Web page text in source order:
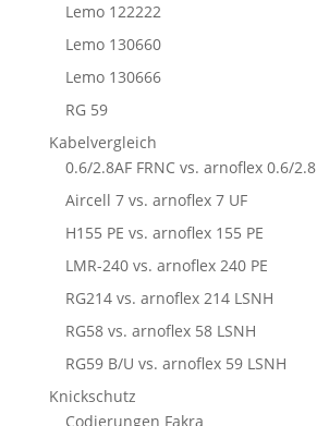
Lemo 122222
Lemo 130660
Lemo 130666
RG 59
Kabelvergleich
0.6/2.8AF FRNC vs. arnoflex 0.6/2.8
Aircell 7 vs. arnoflex 7 UF
H155 PE vs. arnoflex 155 PE
LMR-240 vs. arnoflex 240 PE
RG214 vs. arnoflex 214 LSNH
RG58 vs. arnoflex 58 LSNH
RG59 B/U vs. arnoflex 59 LSNH
Knickschutz
Codierungen Fakra